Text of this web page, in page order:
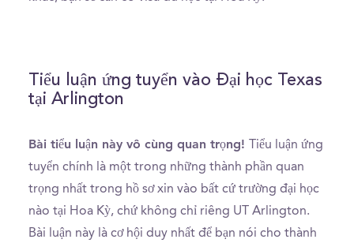
Tiểu luận ứng tuyển vào Đại học Texas
tại Arlington
Bài tiểu luận này vô cùng quan trọng! Tiểu luận ứng
tuyển chính là một trong những thành phần quan
trọng nhất trong hồ sơ xin vào bất cứ trường đại học
nào tại Hoa Kỳ, chứ không chỉ riêng UT Arlington.
Bài luận này là cơ hội duy nhất để bạn nói cho thành